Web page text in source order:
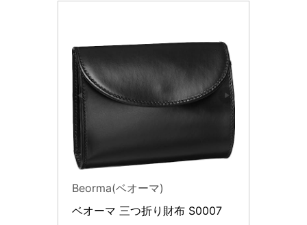
Beorma(ベオーマ)
ベオーマ 三つ折り財布 S0007